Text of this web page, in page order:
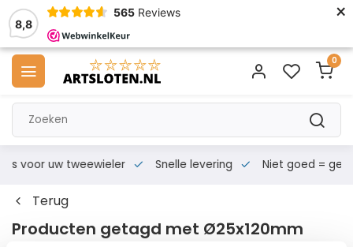
8,8
565 Reviews ×
0
voor uw tweewieler Snelle levering Niet goed = geld
Terug
Producten getagd met Ø25x120mm